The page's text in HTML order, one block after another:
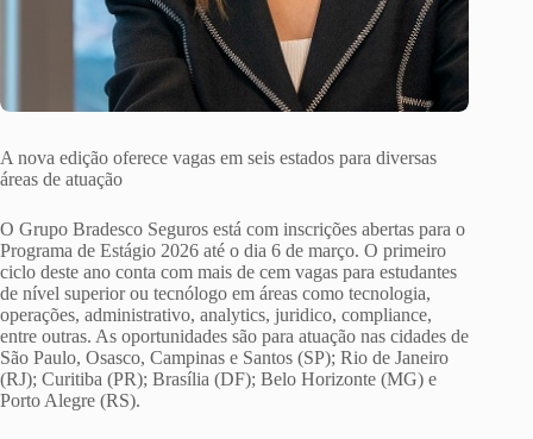
A nova edição oferece vagas em seis estados para diversas
áreas de atuação
O Grupo Bradesco Seguros está com inscrições abertas para o
Programa de Estágio 2026 até o dia 6 de março. O primeiro
ciclo deste ano conta com mais de cem vagas para estudantes
de nível superior ou tecnólogo em áreas como tecnologia,
operações, administrativo, analytics, juridico, compliance,
entre outras. As oportunidades são para atuação nas cidades de
São Paulo, Osasco, Campinas e Santos (SP); Rio de Janeiro
(RJ); Curitiba (PR); Brasília (DF); Belo Horizonte (MG) e
Porto Alegre (RS).